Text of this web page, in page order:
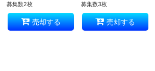
募集数2枚
売却する
募集数3枚
売却する